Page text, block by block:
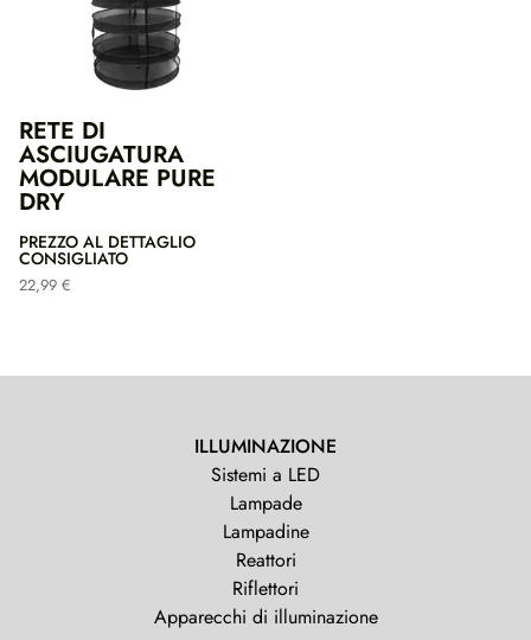
RETE DI
ASCIUGATURA
MODULARE PURE
DRY
PREZZO AL DETTAGLIO
CONSIGLIATO
22,99 €
ILLUMINAZIONE
Sistemi a LED
Lampade
Lampadine
Reattori
Riflettori
Apparecchi di illuminazione